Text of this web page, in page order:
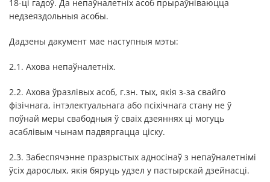
18-ці гадоў. Да непаўналетніх асоб прыраўніваюцца
недзеяздольныя асобы.
Дадзены дакумент мае наступныя мэты:
2.1. Ахова непаўналетніх.
2.2. Ахова ўразлівых асоб, г.зн. тых, якія з-за свайго
фізічнага, інтэлектуальнага або псіхічнага стану не ў
поўнай меры свабодныя ў сваіх дзеяннях ці могуць
асаблівым чынам падвяргацца ціску.
2.3. Забеспячэнне празрыстых адносінаў з непаўналетнімі
ўсіх дарослых, якія бяруць удзел у пастырскай дзейнасці.